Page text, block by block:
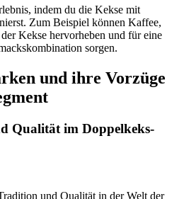
indem du die Kekse mit
Zum Beispiel können Kaffee,
Kekse hervorheben und für eine
sorgen.
und ihre Vorzüge
Qualität im Doppelkeks-
und Qualität in der Welt der